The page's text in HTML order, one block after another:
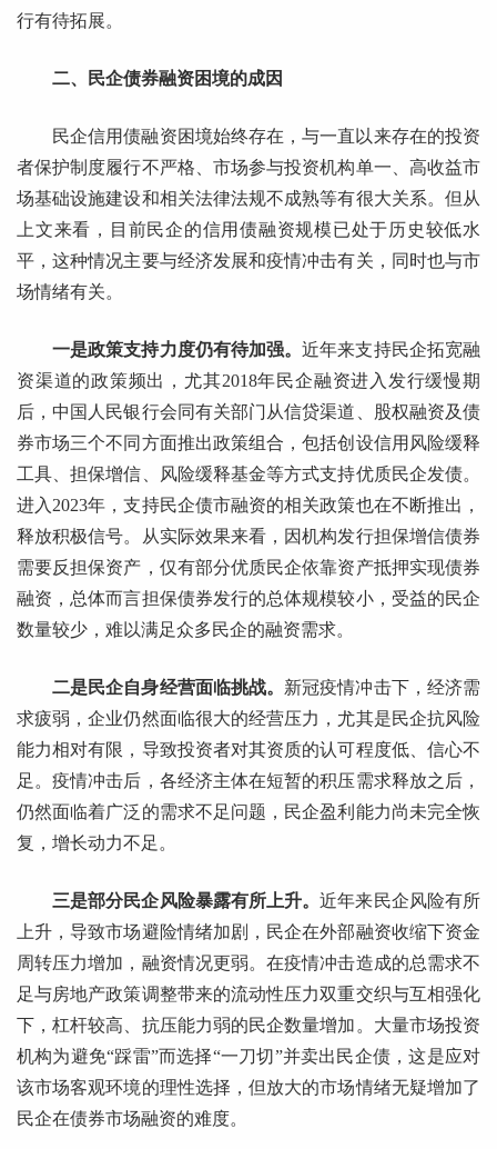
行有待拓展。
二、民企债券融资困境的成因
民企信用债融资困境始终存在，与一直以来存在的投资
者保护制度履行不严格、市场参与投资机构单一、高收益市
场基础设施建设和相关法律法规不成熟等有很大关系。但从
上文来看，目前民企的信用债融资规模已处于历史较低水
平，这种情况主要与经济发展和疫情冲击有关，同时也与市
场情绪有关。
一是政策支持力度仍有待加强。近年来支持民企拓宽融
资渠道的政策频出，尤其2018年民企融资进入发行缓慢期
后，中国人民银行会同有关部门从信贷渠道、股权融资及债
券市场三个不同方面推出政策组合，包括创设信用风险缓释
工具、担保增信、风险缓释基金等方式支持优质民企发债。
进入2023年，支持民企债市融资的相关政策也在不断推出，
释放积极信号。从实际效果来看，因机构发行担保增信债券
需要反担保资产，仅有部分优质民企依靠资产抵押实现债券
融资，总体而言担保债券发行的总体规模较小，受益的民企
数量较少，难以满足众多民企的融资需求。
二是民企自身经营面临挑战。 新冠疫情冲击下，经济需
求疲弱，企业仍然面临很大的经营压力，尤其是民企抗风险
能力相对有限，导致投资者对其资质的认可程度低、信心不
足。疫情冲击后，各经济主体在短暂的积压需求释放之后，
仍然面临着广泛的需求不足问题，民企盈利能力尚未完全恢
复，增长动力不足。
三是部分民企风险暴露有所上升。近年来民企风险有所
上升，导致市场避险情绪加剧，民企在外部融资收缩下资金
周转压力增加，融资情况更弱。在疫情冲击造成的总需求不
足与房地产政策调整带来的流动性压力双重交织与互相强化
下，杠杆较高、抗压能力弱的民企数量增加。大量市场投资
机构为避免“踩雷”而选择“一刀切”并卖出民企债，这是应对
该市场客观环境的理性选择，但放大的市场情绪无疑增加了
民企在债券市场融资的难度。